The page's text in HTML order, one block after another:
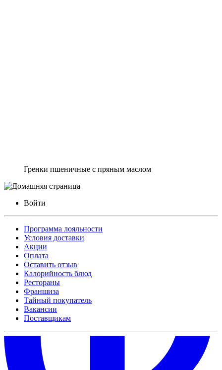
Гренки пшеничные с пряным маслом
Войти
Программа лояльности
Условия доставки
Акции
Оплата
Оставить отзыв
Калорийность блюд
Рестораны
Франшиза
Тайный покупатель
Вакансии
Поставщикам